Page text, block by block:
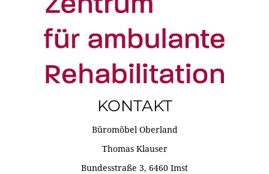
KONTAKT
Büromöbel Oberland
Thomas Klauser
Bundesstraße 3, 6460 Imst